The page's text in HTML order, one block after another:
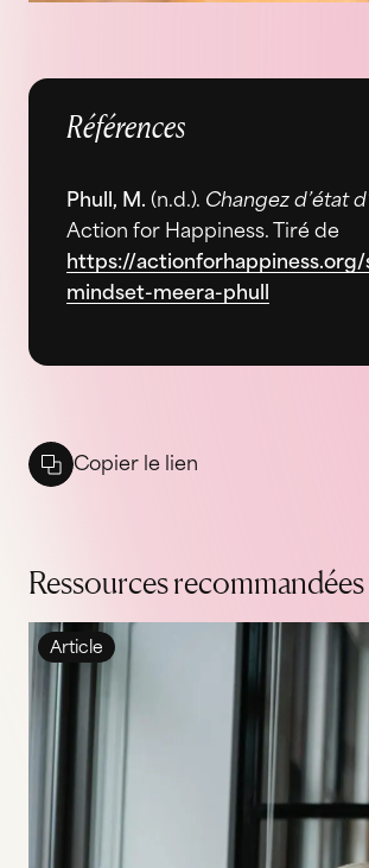
Références
Phull, M. (n.d.). Changez d’état
Action for Happiness. Tiré de
https://
mindset-meera-phull
Copier le lien
Ressources recommandées
Article